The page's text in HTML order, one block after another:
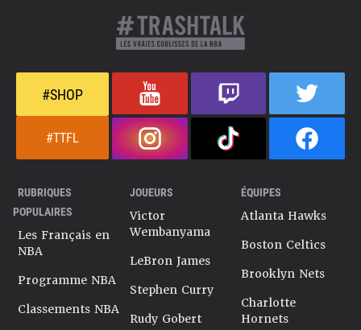
#SHOP
#TTFL
RUBRIQUES
POPULAIRES
Les Français en
NBA
Programme NBA
Classements NBA
JOUEURS
Victor
Wembanyama
LeBron James
Stephen Curry
Rudy Gobert
ÉQUIPES
Atlanta Hawks
Boston Celtics
Brooklyn Nets
Charlotte
Hornets